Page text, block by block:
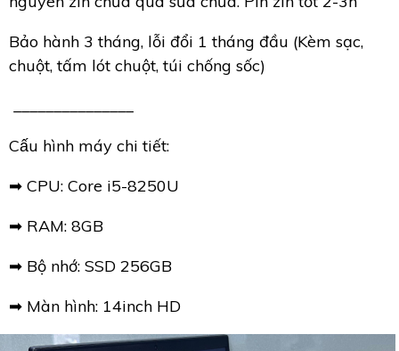
Bảo hành 3 tháng, lỗi đổi 1 tháng đầu (Kèm sạc,
chuột, tấm lót chuột, túi chống sốc)
Cấu hình máy chi tiết:
➡ CPU: Core i5-8250U
➡ RAM: 8GB
➡ Bộ nhớ: SSD 256GB
➡ Màn hình: 14inch HD